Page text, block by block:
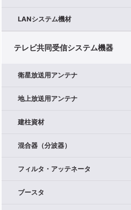
LANシステム機材
テレビ共同受信システム機器
衛星放送用アンテナ
地上放送用アンテナ
建柱資材
混合器（分波器）
フィルタ・アッテネータ
ブースタ